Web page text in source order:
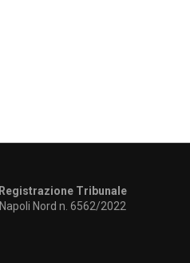
Registrazione Tribunale
Napoli Nord n. 6562/2022